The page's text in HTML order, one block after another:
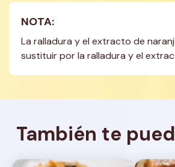
NOTA:
La ralladura y el extracto de
sustituir por la ralladura y el
También te